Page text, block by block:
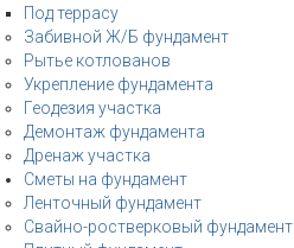
Под террасу
Забивной Ж/Б фундамент
Рытье котлованов
Укрепление фундамента
Геодезия участка
Демонтаж фундамента
Дренаж участка
Сметы на фундамент
Ленточный фундамент
Свайно-ростверковый фундамент